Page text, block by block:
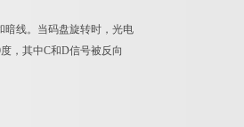
暗线。当码盘旋转时，光电
，其中C和D信号被反向